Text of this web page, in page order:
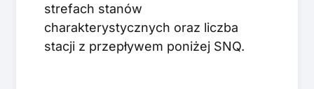
strefach stanów
charakterystycznych oraz liczba
stacji z przepływem poniżej SNQ.